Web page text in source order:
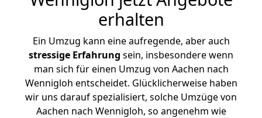
erhalten
Ein Umzug kann eine aufregende, aber auch
stressige Erfahrung sein, insbesondere wenn
man sich für einen Umzug von Aachen nach
Wennigloh entscheidet. Glücklicherweise haben
wir uns darauf spezialisiert, solche Umzüge von
Aachen nach Wennigloh, so angenehm wie